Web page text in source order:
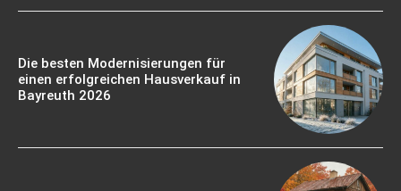
Die besten Modernisierungen für
einen erfolgreichen Hausverkauf in
Bayreuth 2026